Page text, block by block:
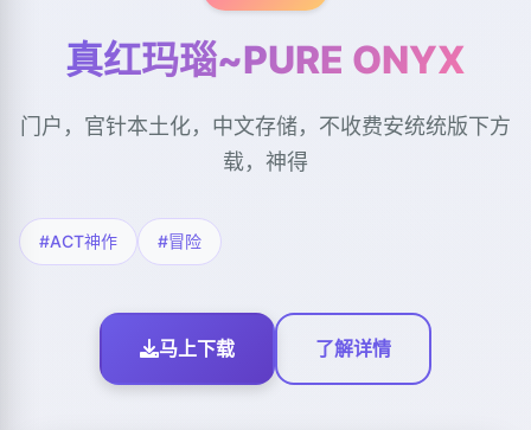
真红玛瑙~PURE ONYX
门户，官针本土化，中文存储，不收费安统统版下方
载，神得
#ACT神作 #冒险
马上下载 了解详情